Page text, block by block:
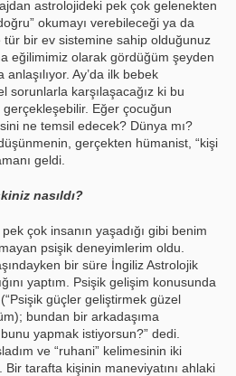
astrolojideki pek çok gelenekten
okumayı verebileceği ya da
tür bir ev sistemine sahip olduğunuz
eğilimimiz olarak gördüğüm şeyden
anlaşılıyor. Ay’da ilk bebek
sorunlarla karşılaşacağız ki bu
Eğer çocuğun
ne temsil edecek? Dünya mı?
gerçekten hümanist, “kişi
geldi.
nasıldı?
çok insanın yaşadığı gibi benim
psişik deneyimlerim oldu.
bir süre İngiliz Astrolojik
yaptım. Psişik gelişim konusunda
güçler geliştirmek güzel
bundan bir arkadaşıma
yapmak istiyorsun?” dedi.
ve “ruhani” kelimesinin iki
Bir tarafta kişinin maneviyatını ahlaki